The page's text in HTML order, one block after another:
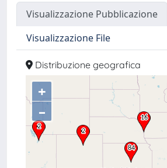
Visualizzazione Pubblicazione
Visualizzazione File
Distribuzione geografica
+
–